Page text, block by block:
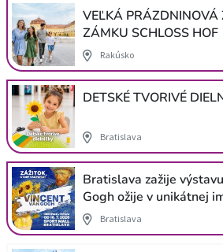
VEĽKÁ
ZÁMKU SCHLOSS HOF
Rakúsko
DETSKÉ TVORIVÉ
Bratislava
Bratislava zažije
Gogh ožije v unikátnej
Bratislava